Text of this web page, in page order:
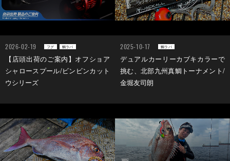
2026-02-19 フグ 鯛ラバ
【店頭出荷のご案内】オフショア
シャロースプール/ビンビンカット
ウシリーズ
2025-10-17 鯛ラバ
デュアルカーリーカブキカラーで
挑む、北部九州真鯛トーナメント/
金堀友司朗